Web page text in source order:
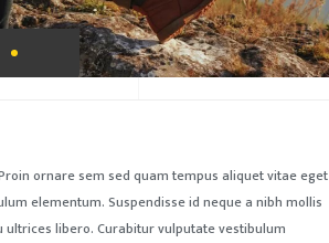
ornare sem sed quam tempus aliquet vitae eget
elementum. Suspendisse id neque a nibh mollis
libero. Curabitur vulputate vestibulum